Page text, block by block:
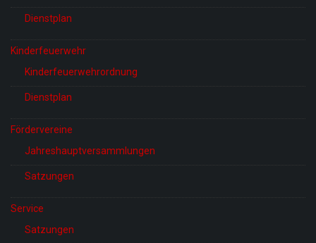
Dienstplan
Kinderfeuerwehr
Kinderfeuerwehrordnung
Dienstplan
Fördervereine
Jahreshauptversammlungen
Satzungen
Service
Satzungen